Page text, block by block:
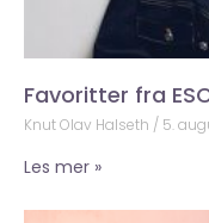
Favoritter fra
Knut Olav Halseth 5.
Les mer »